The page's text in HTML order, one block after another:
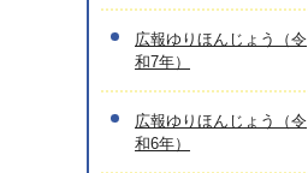
広報ゆりほんじょう（令
和7年）
広報ゆりほんじょう（令
和6年）